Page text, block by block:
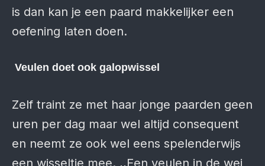
is dan kan je een paard makkelijker een
oefening laten doen.
Veulen doet ook galopwissel
Zelf traint ze met haar jonge paarden geen
uren per dag maar wel altijd consequent
en neemt ze ook wel eens spelenderwijs
een wisseltje mee. ,,Een veulen in de wei